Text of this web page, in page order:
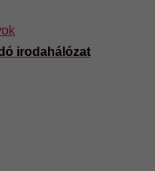
irodahálózat